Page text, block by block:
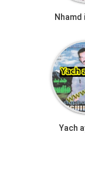
Nhamd
Yach